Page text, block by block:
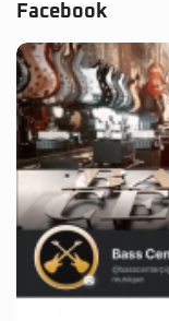
Facebook